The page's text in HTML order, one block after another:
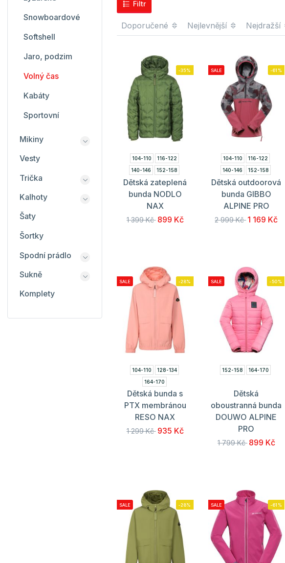
Filtr
Doporučené Nejlevnější Nejdražší
-35%
104-110
116-122
140-146
152-158
164-170
Dětská zateplená
bunda NODLO
NAX
1 399 Kč 899 Kč
SALE -61%
104-110
116-122
140-146
152-158
164-170
Dětská outdoorová
bunda GIBBO
ALPINE PRO
2 999 Kč 1 169 Kč
SALE -28%
104-110
128-134
164-170
Dětská bunda s
PTX membránou
RESO NAX
1 299 Kč 935 Kč
SALE -50%
152-158 164-170
Dětská
oboustranná bunda
DOUWO ALPINE
PRO
1 799 Kč 899 Kč
SALE -28% SALE -61%
Snowboardové
Softshell
Jaro, podzim
Volný čas
Kabáty
Sportovní
Mikiny
Vesty
Trička
Kalhoty
Šaty
Šortky
Spodní prádlo
Sukně
Komplety